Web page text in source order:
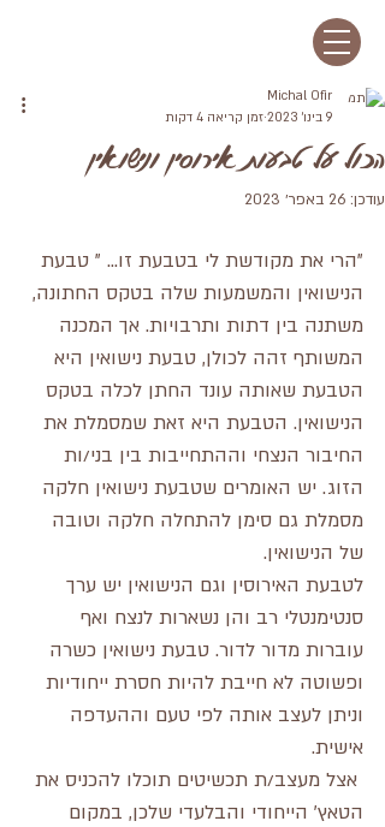
הכול על טבעות אירוסין ונישואין
Michal Ofir
9 בינו׳ 2023
זמן קריאה 4 דקות
עודכן: 26 באפר׳ 2023
"הרי את מקודשת לי בטבעת זו... " טבעת
הנישואין והמשמעות שלה בטקס החתונה,
משתנה בין דתות ותרבויות. אך המכנה
המשותף זהה לכולן, טבעת נישואין היא
הטבעת שאותה עונד החתן לכלה בטקס
הנישואין. הטבעת היא זאת שמסמלת את
החיבור הנצחי וההתחייבות בין בני/ות
הזוג. יש האומרים שטבעת נישואין חלקה
מסמלת גם סימן להתחלה חלקה וטובה
של הנישואין.
לטבעת האירוסין וגם הנישואין יש ערך
סנטימנטלי רב והן נשארות לנצח ואף
עוברות מדור לדור. טבעת נישואין כשרה
ופשוטה לא חייבת להיות חסרת ייחודיות
וניתן לעצב אותה לפי טעם וההעדפה
אישית.
אצל מעצב/ת תכשיטים תוכלו להכניס את
הטאץ' הייחודי והבלעדי שלכן, במקום